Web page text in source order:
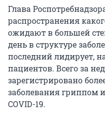
Глава
распространения
ожидают в большей
день в структуре
последний лидирует,
пациентов. Всего за
зарегистрировано
заболевания гриппом
COVID-19.